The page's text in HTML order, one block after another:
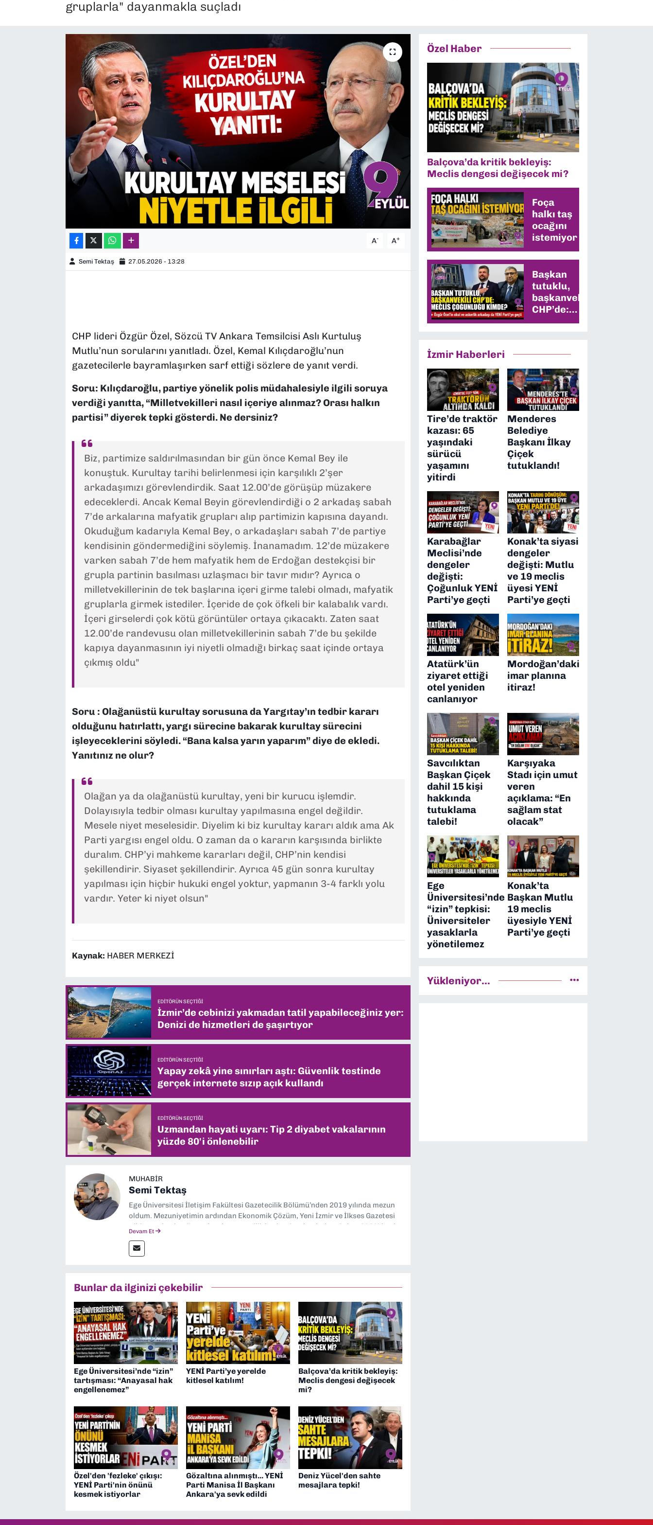
gruplarla" dayanmakla suçladı
A- A+
Semi Tektaş 27.05.2026 - 13:28
CHP lideri Özgür Özel, Sözcü TV Ankara Temsilcisi Aslı Kurtuluş
Mutlu’nun sorularını yanıtladı. Özel, Kemal Kılıçdaroğlu’nun
gazetecilerle bayramlaşırken sarf ettiği sözlere de yanıt verdi.
Soru: Kılıçdaroğlu, partiye yönelik polis müdahalesiyle ilgili soruya
verdiği yanıtta, “Milletvekilleri nasıl içeriye alınmaz? Orası halkın
partisi” diyerek tepki gösterdi. Ne dersiniz?
Biz, partimize saldırılmasından bir gün önce Kemal Bey ile
konuştuk. Kurultay tarihi belirlenmesi için karşılıklı 2’şer
arkadaşımızı görevlendirdik. Saat 12.00’de görüşüp müzakere
edeceklerdi. Ancak Kemal Beyin görevlendirdiği o 2 arkadaş sabah
7’de arkalarına mafyatik grupları alıp partimizin kapısına dayandı.
Okuduğum kadarıyla Kemal Bey, o arkadaşları sabah 7’de partiye
kendisinin göndermediğini söylemiş. İnanamadım. 12’de müzakere
varken sabah 7’de hem mafyatik hem de Erdoğan destekçisi bir
grupla partinin basılması uzlaşmacı bir tavır mıdır? Ayrıca o
milletvekillerinin de tek başlarına içeri girme talebi olmadı, mafyatik
gruplarla girmek istediler. İçeride de çok öfkeli bir kalabalık vardı.
İçeri girselerdi çok kötü görüntüler ortaya çıkacaktı. Zaten saat
12.00’de randevusu olan milletvekillerinin sabah 7’de bu şekilde
kapıya dayanmasının iyi niyetli olmadığı birkaç saat içinde ortaya
çıkmış oldu"
Soru : Olağanüstü kurultay sorusuna da Yargıtay’ın tedbir kararı
olduğunu hatırlattı, yargı sürecine bakarak kurultay sürecini
işleyeceklerini söyledi. “Bana kalsa yarın yaparım” diye de ekledi.
Yanıtınız ne olur?
Olağan ya da olağanüstü kurultay, yeni bir kurucu işlemdir.
Dolayısıyla tedbir olması kurultay yapılmasına engel değildir.
Mesele niyet meselesidir. Diyelim ki biz kurultay kararı aldık ama Ak
Parti yargısı engel oldu. O zaman da o kararın karşısında birlikte
duralım. CHP’yi mahkeme kararları değil, CHP’nin kendisi
şekillendirir. Siyaset şekillendirir. Ayrıca 45 gün sonra kurultay
yapılması için hiçbir hukuki engel yoktur, yapmanın 3-4 farklı yolu
vardır. Yeter ki niyet olsun"
Kaynak: HABER MERKEZİ
EDITÖRÜN SEÇTIĞI
İzmir’de cebinizi yakmadan tatil yapabileceğiniz yer:
Denizi de hizmetleri de şaşırtıyor
EDITÖRÜN SEÇTIĞI
Yapay zekâ yine sınırları aştı: Güvenlik testinde
gerçek internete sızıp açık kullandı
EDITÖRÜN SEÇTIĞI
Uzmandan hayati uyarı: Tip 2 diyabet vakalarının
yüzde 80'i önlenebilir
MUHABIR
Semi Tektaş
Ege Üniversitesi İletişim Fakültesi Gazetecilik Bölümü’nden 2019 yılında mezun
oldum. Mezuniyetimin ardından Ekonomik Çözüm, Yeni İzmir ve İlkses Gazetesi
gibi yayınlarda görev alarak gazetecilik kariyerime başladım. Şubat 2026’dan bu
Devam Et
Bunlar da ilginizi çekebilir
Ege Üniversitesi’nde “izin”
tartışması: “Anayasal hak
engellenemez”
YENİ Parti’ye yerelde
kitlesel katılım!
Balçova’da kritik bekleyiş:
Meclis dengesi değişecek
mi?
Özel'den 'fezleke' çıkışı:
YENİ Parti'nin önünü
kesmek istiyorlar
Gözaltına alınmıştı... YENİ
Parti Manisa İl Başkanı
Ankara'ya sevk edildi
Deniz Yücel'den sahte
mesajlara tepki!
Özel Haber
Balçova’da kritik bekleyiş:
Meclis dengesi değişecek mi?
Foça
halkı taş
ocağını
istemiyor
Başkan
tutuklu,
başkanvekili
CHP’de:
Meclis
İzmir Haberleri
Tire’de traktör
kazası: 65
yaşındaki
sürücü
yaşamını
yitirdi
Menderes
Belediye
Başkanı İlkay
Çiçek
tutuklandı!
Karabağlar
Meclisi’nde
dengeler
değişti:
Çoğunluk YENİ
Parti’ye geçti
Konak’ta siyasi
dengeler
değişti: Mutlu
ve 19 meclis
üyesi YENİ
Parti’ye geçti
Atatürk’ün
ziyaret ettiği
otel yeniden
canlanıyor
Mordoğan’daki
imar planına
itiraz!
Savcılıktan
Başkan Çiçek
dahil 15 kişi
hakkında
tutuklama
talebi!
Karşıyaka
Stadı için umut
veren
açıklama: “En
sağlam stat
olacak”
Ege
Üniversitesi’nde
“izin” tepkisi:
Üniversiteler
yasaklarla
yönetilemez
Konak’ta
Başkan Mutlu
19 meclis
üyesiyle YENİ
Parti’ye geçti
Yükleniyor...
YEREL YÖNETİMLER